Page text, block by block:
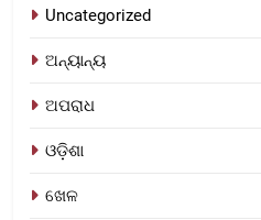
Uncategorized
ଅନ୍ୟାନ୍ୟ
ଅପରାଧ
ଓଡ଼ିଶା
ଖେଳ